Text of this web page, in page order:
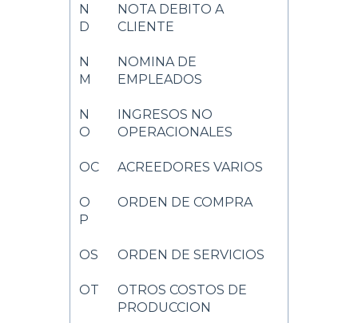
N
D
NOTA DEBITO A
CLIENTE
N
M
NOMINA DE
EMPLEADOS
N
O
INGRESOS NO
OPERACIONALES
OC ACREEDORES VARIOS
O
P
ORDEN DE COMPRA
OS ORDEN DE SERVICIOS
OT
OTROS COSTOS DE
PRODUCCION